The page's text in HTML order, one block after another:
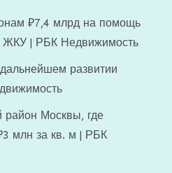
₽7,4 млрд на помощь
ЖКУ | РБК Недвижимость
развитии
район Москвы, где
млн за кв. м | РБК